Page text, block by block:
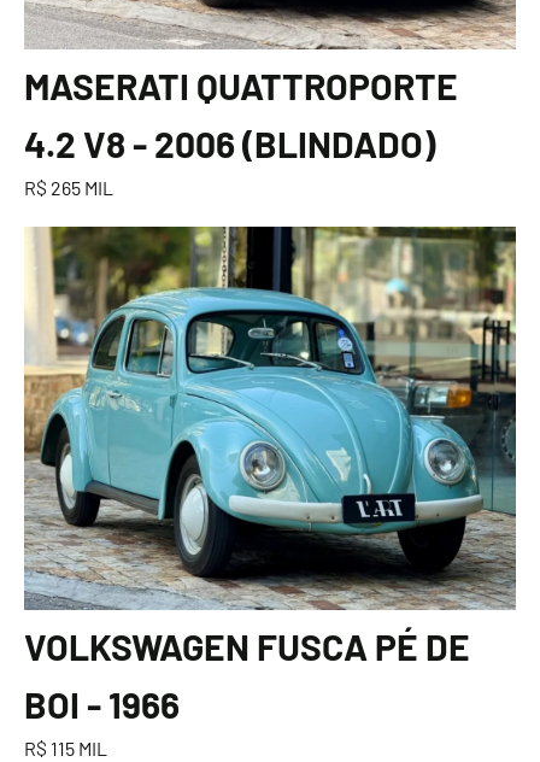
MASERATI QUATTROPORTE
4.2 V8 - 2006 (BLINDADO)
R$ 265 MIL
VOLKSWAGEN FUSCA PÉ DE
BOI - 1966
R$ 115 MIL